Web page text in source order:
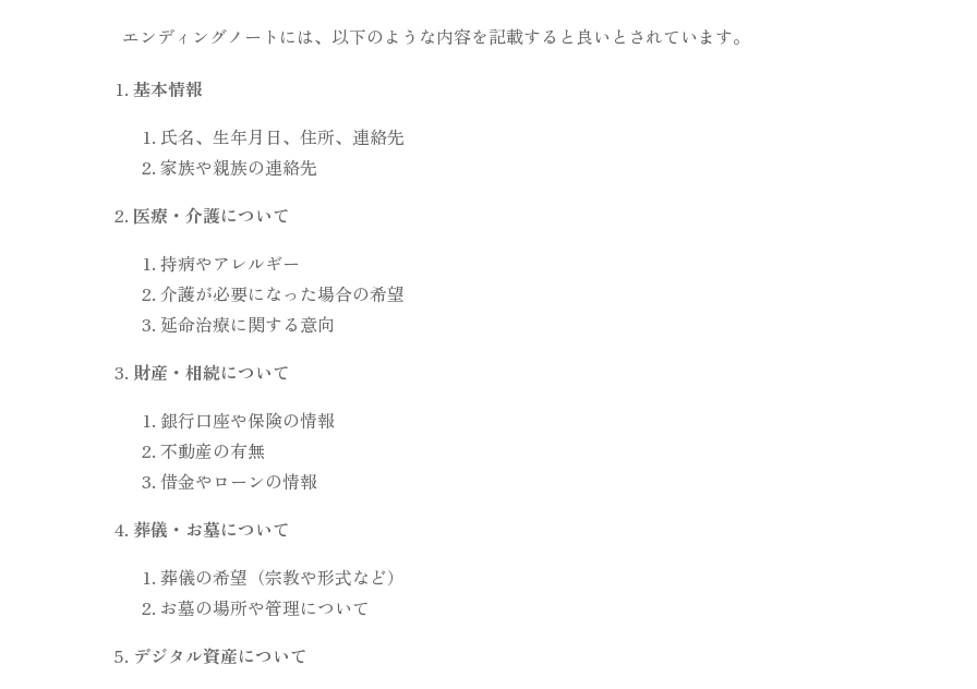
エンディングノートには、以下のような内容を記載すると良いとされています。
基本情報
氏名、生年月日、住所、連絡先
家族や親族の連絡先
医療・介護について
持病やアレルギー
介護が必要になった場合の希望
延命治療に関する意向
財産・相続について
銀行口座や保険の情報
不動産の有無
借金やローンの情報
葬儀・お墓について
葬儀の希望（宗教や形式など）
お墓の場所や管理について
デジタル資産について